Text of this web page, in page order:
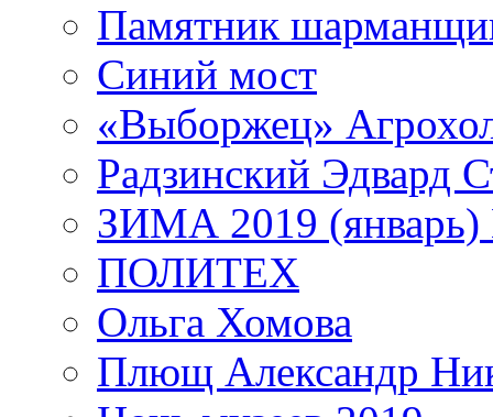
Памятник
Синий мост
«Выборжец»
Радзинский Эдвард
ЗИМА 2019 (январь)
ПОЛИТЕХ
Ольга Хомова
Плющ Александр